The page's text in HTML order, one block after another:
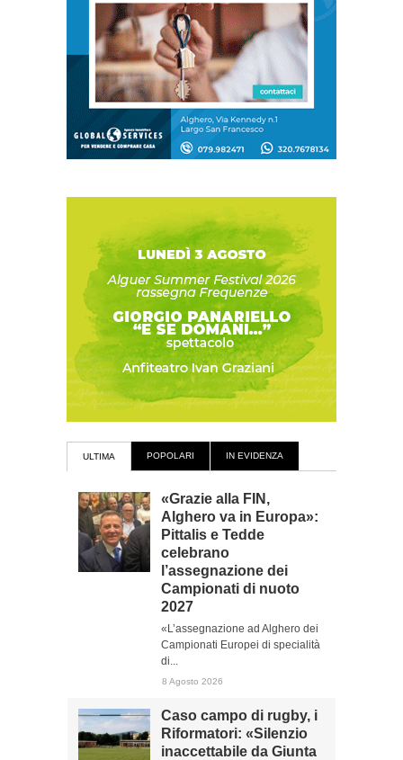
ULTIMA POPOLARI IN EVIDENZA
«Grazie alla FIN,
Alghero va in Europa»:
Pittalis e Tedde
celebrano
l’assegnazione dei
Campionati di nuoto
2027
«L’assegnazione ad Alghero dei
Campionati Europei di specialità
di...
8 Agosto 2026
Caso campo di rugby, i
Riformatori: «Silenzio
inaccettabile da Giunta